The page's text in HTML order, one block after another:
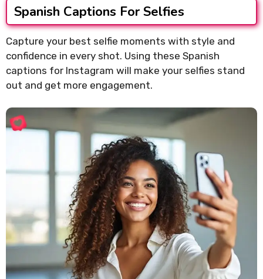
Spanish Captions For Selfies
Capture your best selfie moments with style and
confidence in every shot. Using these Spanish
captions for Instagram will make your selfies stand
out and get more engagement.